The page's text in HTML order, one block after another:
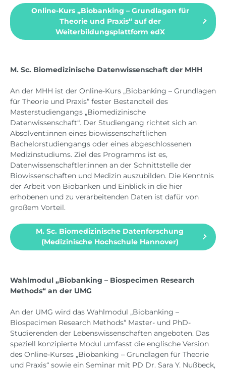
Online-Kurs „Biobanking – Grundlagen für
Theorie und Praxis“ auf der
Weiterbildungsplattform edX
M. Sc. Biomedizinische Datenwissenschaft der MHH
An der MHH ist der Online-Kurs „Biobanking – Grundlagen
für Theorie und Praxis“ fester Bestandteil des
Masterstudiengangs „Biomedizinische
Datenwissenschaft“. Der Studiengang richtet sich an
Absolvent:innen eines biowissenschaftlichen
Bachelorstudiengangs oder eines abgeschlossenen
Medizinstudiums. Ziel des Programms ist es,
Datenwissenschaftler:innen an der Schnittstelle der
Biowissenschaften und Medizin auszubilden. Die Kenntnis
der Arbeit von Biobanken und Einblick in die hier
erhobenen und zu verarbeitenden Daten ist dafür von
großem Vorteil.
M. Sc. Biomedizinische Datenforschung
(Medizinische Hochschule Hannover)
Wahlmodul „Biobanking – Biospecimen Research
Methods“ an der UMG
An der UMG wird das Wahlmodul „Biobanking –
Biospecimen Research Methods“ Master- und PhD-
Studierenden der Lebenswissenschaften angeboten. Das
speziell konzipierte Modul umfasst die englische Version
des Online-Kurses „Biobanking – Grundlagen für Theorie
und Praxis“ sowie ein Seminar mit PD Dr. Sara Y. Nußbeck,